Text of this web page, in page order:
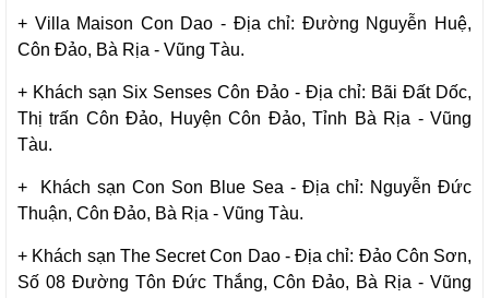
+ Villa Maison Con Dao - Địa chỉ: Đường Nguyễn Huệ,
Côn Đảo, Bà Rịa - Vũng Tàu.
+ Khách sạn Six Senses Côn Đảo - Địa chỉ: Bãi Đất Dốc,
Thị trấn Côn Đảo, Huyện Côn Đảo, Tỉnh Bà Rịa - Vũng
Tàu.
+ Khách sạn Con Son Blue Sea - Địa chỉ: Nguyễn Đức
Thuận, Côn Đảo, Bà Rịa - Vũng Tàu.
+ Khách sạn The Secret Con Dao - Địa chỉ: Đảo Côn Sơn,
Số 08 Đường Tôn Đức Thắng, Côn Đảo, Bà Rịa - Vũng